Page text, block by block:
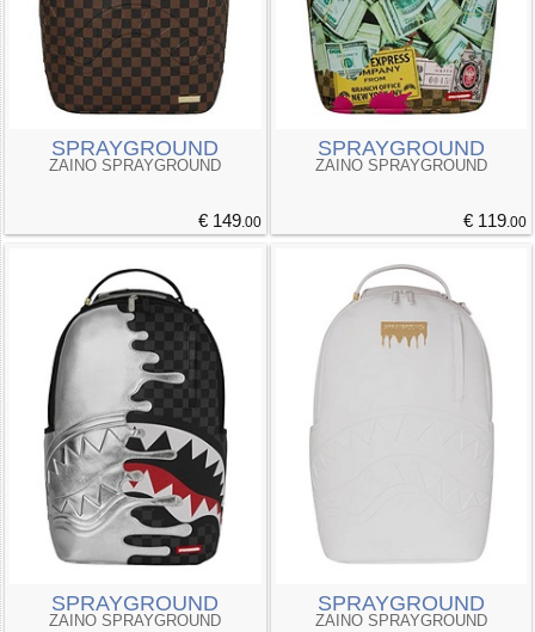
SPRAYGROUND
ZAINO SPRAYGROUND
€ 149.00
SPRAYGROUND
ZAINO SPRAYGROUND
€ 119.00
SPRAYGROUND
ZAINO SPRAYGROUND
SPRAYGROUND
ZAINO SPRAYGROUND